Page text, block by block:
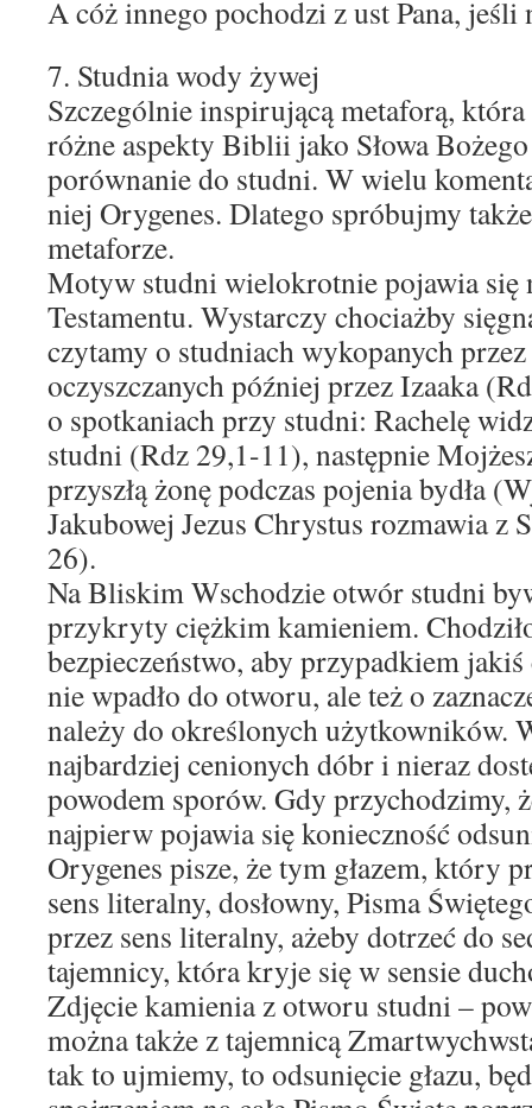
A cóż innego pochodzi z ust Pana, jeśli
7. Studnia wody żywej
Szczególnie inspirującą metaforą,
różne aspekty Biblii jako Słowa
porównanie do studni. W wielu
niej Orygenes. Dlatego spróbujmy
metaforze.
Motyw studni wielokrotnie pojawia się
Testamentu. Wystarczy chociażby
czytamy o studniach wykopanych
oczyszczanych później przez Izaaka
o spotkaniach przy studni: Rachelę
studni (Rdz 29,1-11), następnie
przyszłą żonę podczas pojenia bydła
Jakubowej Jezus Chrystus rozmawia z
26).
Na Bliskim Wschodzie otwór studni
przykryty ciężkim kamieniem.
bezpieczeństwo, aby przypadkiem
nie wpadło do otworu, ale też o
należy do określonych użytkowników.
najbardziej cenionych dóbr i nieraz
powodem sporów. Gdy przychodzimy,
najpierw pojawia się konieczność
Orygenes pisze, że tym głazem, który
sens literalny, dosłowny, Pisma
przez sens literalny, ażeby dotrzeć do
tajemnicy, która kryje się w sensie
Zdjęcie kamienia z otworu studni –
można także z tajemnicą
tak to ujmiemy, to odsunięcie głazu,